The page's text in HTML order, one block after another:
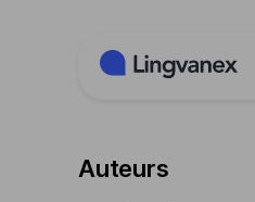
Auteurs